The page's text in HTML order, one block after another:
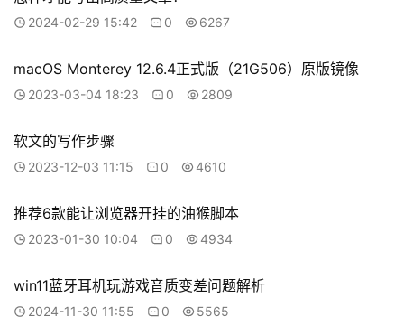
2024-02-29 15:42 0 6267
macOS Monterey 12.6.4正式版（21G506）原版镜像
2023-03-04 18:23 0 2809
软文的写作步骤
2023-12-03 11:15 0 4610
推荐6款能让浏览器开挂的油猴脚本
2023-01-30 10:04 0 4934
win11蓝牙耳机玩游戏音质变差问题解析
2024-11-30 11:55 0 5565